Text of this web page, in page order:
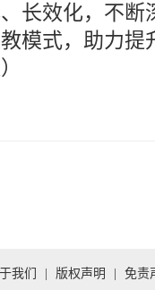
长效化，不断
模式，助力提
我们 版权声明 免责